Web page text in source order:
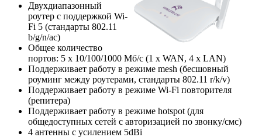
Двухдиапазонный
роутер с поддержкой Wi-
Fi 5 (стандарты 802.11
b/g/n/ac)
Общее количество
портов: 5 х 10/100/1000 Мб/с (1 x WAN, 4 x LAN)
Поддерживает работу в режиме mesh (бесшовный
роуминг между роутерами, стандарты 802.11 r/k/v)
Поддерживает работу в режиме Wi-Fi повторителя
(репитера)
Поддерживает работу в режиме hotspot (для
общедоступных сетей с авторизацией по звонку/смс)
4 антенны с усилением 5dBi